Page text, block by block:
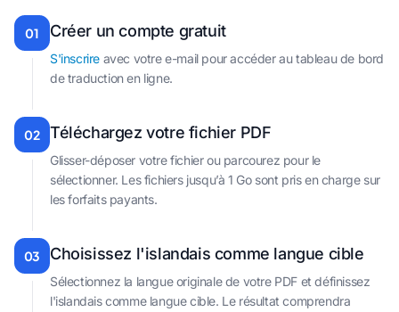
01 Créer un compte gratuit
S'inscrire avec votre e-mail pour accéder au tableau de bord
de traduction en ligne.
02 Téléchargez votre fichier PDF
Glisser-déposer votre fichier ou parcourez pour le
sélectionner. Les fichiers jusqu’à 1 Go sont pris en charge sur
les forfaits payants.
03 Choisissez l'islandais comme langue cible
Sélectionnez la langue originale de votre PDF et définissez
l'islandais comme langue cible. Le résultat comprendra